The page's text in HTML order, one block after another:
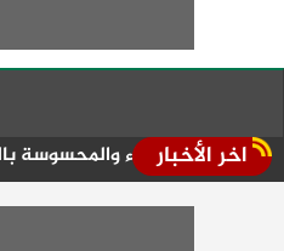
اخر الأخبار
والمحسوسة بالقاهرة 38